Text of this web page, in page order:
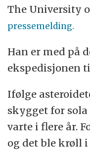
The University
pressemelding.
Han er med på
ekspedisjonen
Ifølge
skygget for
varte i flere år.
og det ble krøll